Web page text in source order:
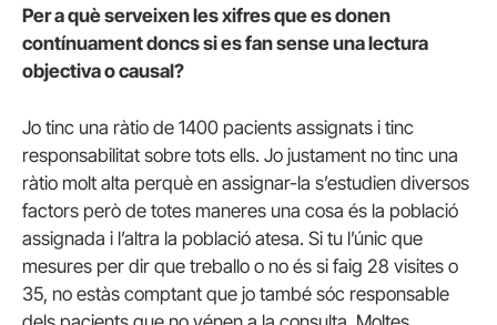
Per a què serveixen les xifres que es donen
contínuament doncs si es fan sense una lectura
objectiva o causal?
Jo tinc una ràtio de 1400 pacients assignats i tinc
responsabilitat sobre tots ells. Jo justament no tinc una
ràtio molt alta perquè en assignar-la s’estudien diversos
factors però de totes maneres una cosa és la població
assignada i l’altra la població atesa. Si tu l’únic que
mesures per dir que treballo o no és si faig 28 visites o
35, no estàs comptant que jo també sóc responsable